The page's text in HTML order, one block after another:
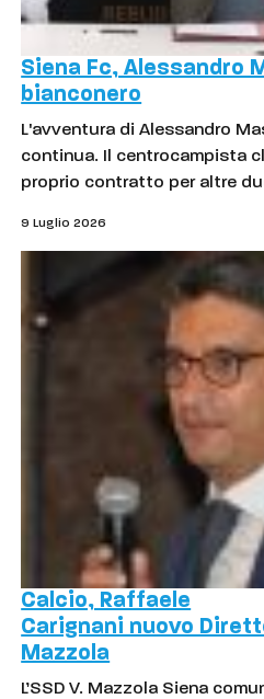
Siena Fc, Alessandro
bianconero
L'avventura di Alessandro
continua. Il centrocampista
proprio contratto per altre
9 Luglio 2026
Calcio, Raffaele
Carignani nuovo
Mazzola
L’SSD V. Mazzola Siena